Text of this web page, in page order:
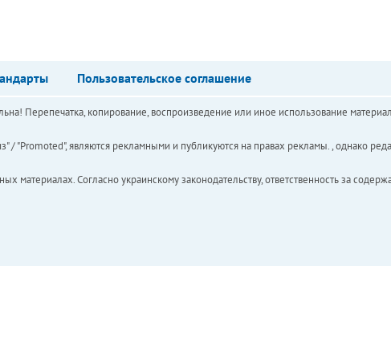
Пользовательское соглашение
Перепечатка, копирование, воспроизведение или иное использование
являются рекламными и публикуются на правах рекламы. , однако
Согласно украинскому законодательству, ответственность за